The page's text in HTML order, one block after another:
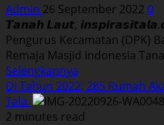
Admin 26 September 2022 0
𝙏𝙖𝙣𝙖𝙝 𝙇𝙖𝙪𝙩,
Pengurus Kecamatan (DPK)
Remaja Masjid Indonesia
Selengkapnya
more
about
Kintap
Di Tahun 2022, 285 Rumah
Tala.
2 minutes read